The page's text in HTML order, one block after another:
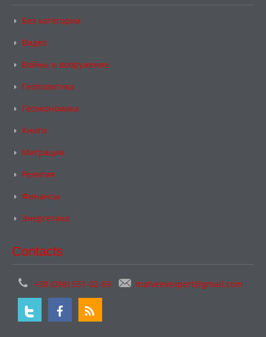
Без категории
Видео
Войны и вооружение
Геополитика
Геоэкономика
Книги
Миграции
Религия
Финансы
Энергетика
Contacts
+38 (098) 551-02-69 matveevexpert@gmail.com